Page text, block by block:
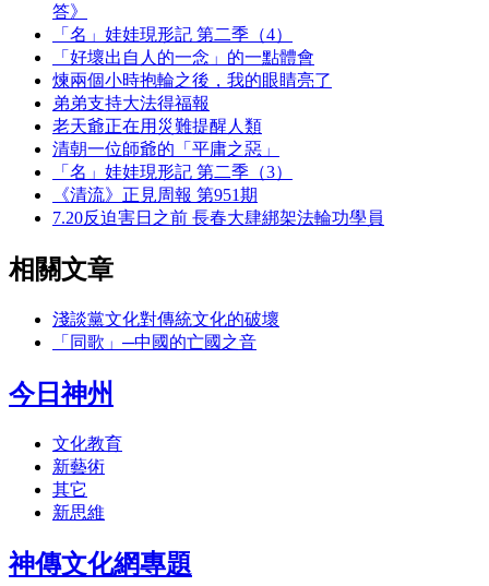
答》
「名」娃娃現形記 第二季（4）
「好壞出自人的一念」的一點體會
煉兩個小時抱輪之後，我的眼睛亮了
弟弟支持大法得福報
老天爺正在用災難提醒人類
清朝一位師爺的「平庸之惡」
「名」娃娃現形記 第二季（3）
《清流》正見周報 第951期
7.20反迫害日之前 長春大肆綁架法輪功學員
相關文章
淺談黨文化對傳統文化的破壞
「同歌」─中國的亡國之音
今日神州
文化教育
新藝術
其它
新思維
神傳文化網專題